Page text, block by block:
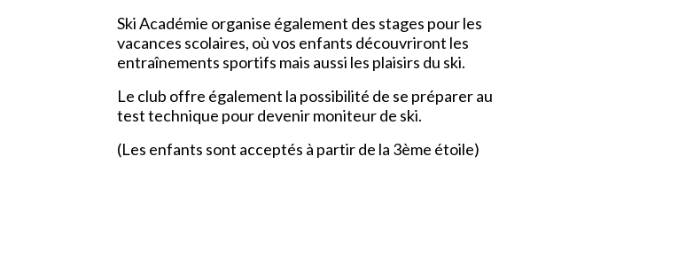
Ski Académie organise également des stages pour les
vacances scolaires, où vos enfants découvriront les
entraînements sportifs mais aussi les plaisirs du ski.
Le club offre également la possibilité de se préparer au
test technique pour devenir moniteur de ski.
(Les enfants sont acceptés à partir de la 3ème étoile)